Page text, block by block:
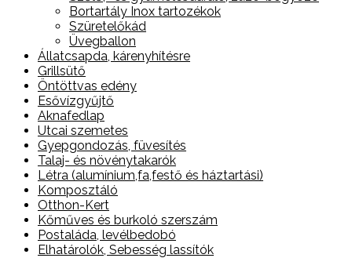
Bortartály Inox tartozékok
Szüretelőkád
Üvegballon
Állatcsapda, kárenyhítésre
Grillsütő
Öntöttvas edény
Esővízgyűjtő
Aknafedlap
Utcai szemetes
Gyepgondozás, füvesítés
Talaj- és növénytakarók
Létra (alumínium,fa,festő és háztartási)
Komposztáló
Otthon-Kert
Kőműves és burkoló szerszám
Postaláda, levélbedobó
Elhatárolók, Sebesség lassítók